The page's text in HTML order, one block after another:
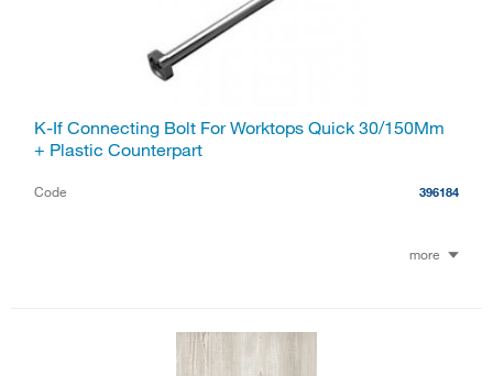
K-If Connecting Bolt For Worktops Quick 30/150Mm
+ Plastic Counterpart
Code 396184
more